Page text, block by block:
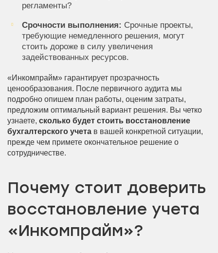
регламенты?
Срочности выполнения: Срочные проекты,
требующие немедленного решения, могут
стоить дороже в силу увеличения
задействованных ресурсов.
«Инкомпрайм» гарантирует прозрачность
ценообразования. После первичного аудита мы
подробно опишем план работы, оценим затраты,
предложим оптимальный вариант решения. Вы четко
узнаете, сколько будет стоить восстановление
бухгалтерского учета в вашей конкретной ситуации,
прежде чем примете окончательное решение о
сотрудничестве.
Почему стоит доверить
восстановление учета
«Инкомпрайм»?